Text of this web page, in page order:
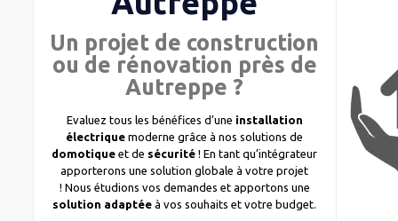
Un projet de construction
ou de rénovation près de
Autreppe ?
Evaluez tous les bénéfices d’une installation
électrique moderne grâce à nos solutions de
domotique et de sécurité ! En tant qu’intégrateur
apporterons une solution globale à votre projet
! Nous étudions vos demandes et apportons une
solution adaptéeà vos souhaits et votre budget.